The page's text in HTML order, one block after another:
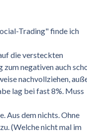
Trading" finde ich
die versteckten
negativen auch
nachvollziehen,
lag bei fast 8%. Muss
Aus dem nichts. Ohne
(Welche nicht mal im